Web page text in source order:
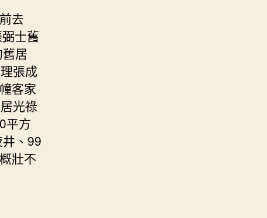
去
士舊
居
張成
客家
光祿
平方
、99
壯不